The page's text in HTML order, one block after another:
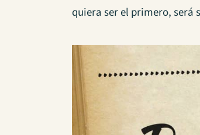
quiera ser el primero, será